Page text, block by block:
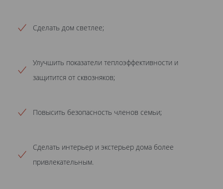
Сделать дом светлее;
Улучшить показатели теплоэффективности и
защитится от сквозняков;
Повысить безопасность членов семьи;
Сделать интерьер и экстерьер дома более
привлекательным.